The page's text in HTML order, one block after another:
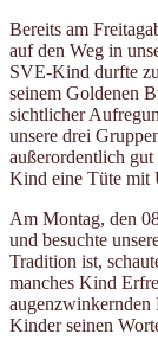
Bereits am
auf den Weg in
SVE-Kind durfte
seinem Goldenen
sichtlicher
unsere drei
außerordentlich
Kind eine Tüte mit
Am Montag, den
und besuchte
Tradition ist,
manches Kind
augenzwinkernden
Kinder seinen